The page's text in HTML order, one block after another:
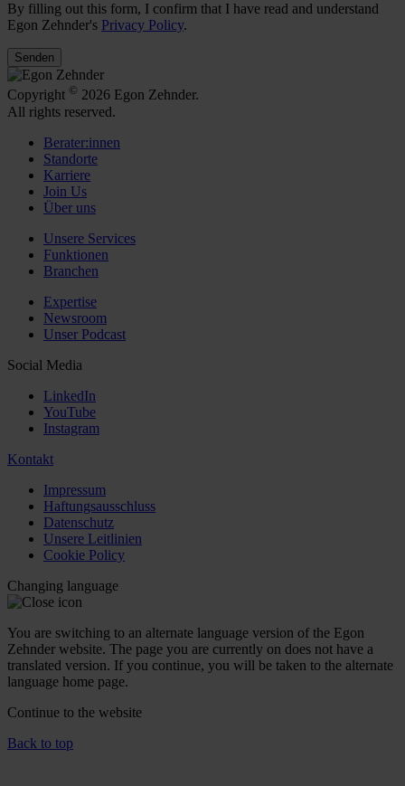
By filling out this form, I confirm that I have read and understand
Egon Zehnder's Privacy Policy.
Senden
Copyright © 2026 Egon Zehnder.
All rights reserved.
Berater:innen
Standorte
Karriere
Join Us
Über uns
Unsere Services
Funktionen
Branchen
Expertise
Newsroom
Unser Podcast
Social Media
LinkedIn
YouTube
Instagram
Kontakt
Impressum
Haftungsausschluss
Datenschutz
Unsere Leitlinien
Cookie Policy
Changing language
You are switching to an alternate language version of the Egon
Zehnder website. The page you are currently on does not have a
translated version. If you continue, you will be taken to the alternate
language home page.
Continue to the website
Back to top